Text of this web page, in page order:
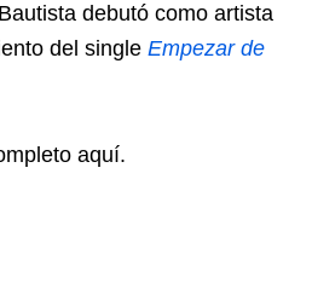
debutó como artista
del single Empezar de
aquí.